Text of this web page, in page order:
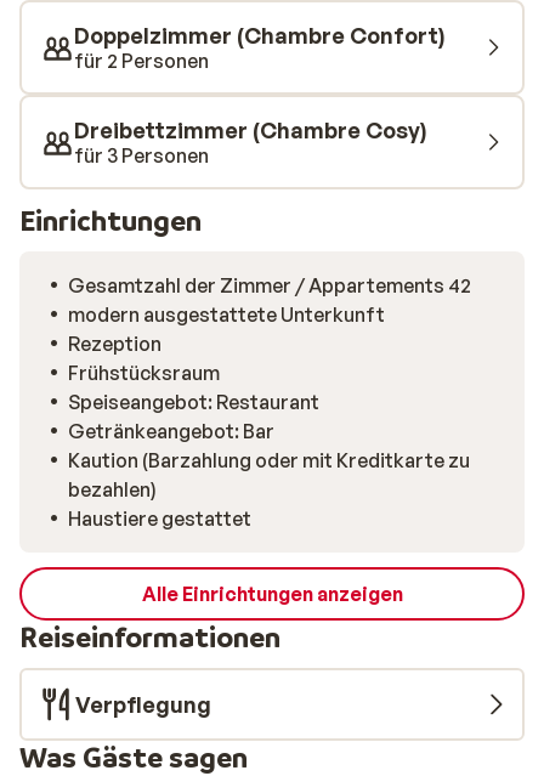
Eisbrunnen und ein Kaltwasserbecken – perfekt zur
Anregung der Durchblutung. Am Ende eines aktiven
Tages kannst du in der Hotellobby ein gemütliches
Getränk genießen. Morgens erwartet dich ein
reichhaltiges Frühstücksbuffet, und abends ein
wohlverdientes Abendessen. Das Hotel Les Carrettes
ist die ideale Adresse für einen gelungenen
Doppelzimmer (Chambre Confort)
für 2 Personen
Dreibettzimmer (Chambre Cosy)
für 3 Personen
Einrichtungen
Gesamtzahl der Zimmer / Appartements 42
modern ausgestattete Unterkunft
Rezeption
Frühstücksraum
Speiseangebot: Restaurant
Getränkeangebot: Bar
Kaution (Barzahlung oder mit Kreditkarte zu
bezahlen)
Haustiere gestattet
Alle Einrichtungen anzeigen
Reiseinformationen
Verpflegung
Was Gäste sagen